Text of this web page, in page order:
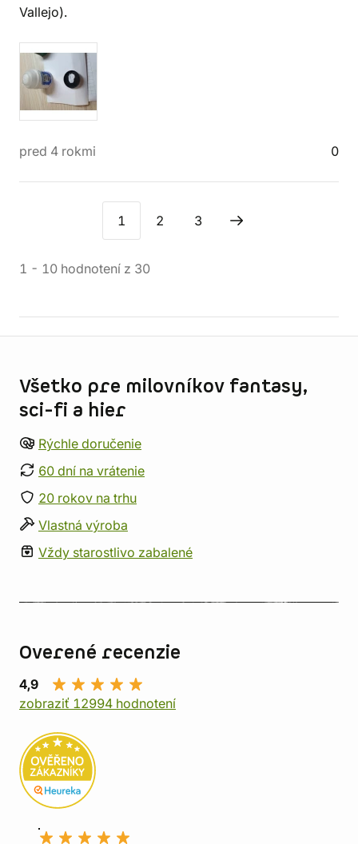
Vallejo).
pred 4 rokmi 0
1 2 3
1 - 10 hodnotení z 30
Všetko pre milovníkov fantasy,
sci-fi a hier
Rýchle doručenie
60 dní na vrátenie
20 rokov na trhu
Vlastná výroba
Vždy starostlivo zabalené
Overené recenzie
4,9
zobraziť 12994 hodnotení